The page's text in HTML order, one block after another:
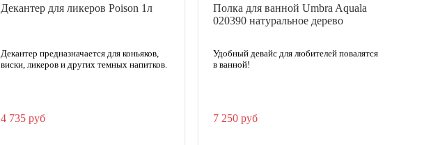
Декантер для ликеров Poison 1л
Декантер предназначается для коньяков,
виски, ликеров и других темных напитков.
4 735 руб
Полка для ванной Umbra Aquala
020390 натуральное дерево
Удобный девайс для любителей повалятся
в ванной!
7 250 руб